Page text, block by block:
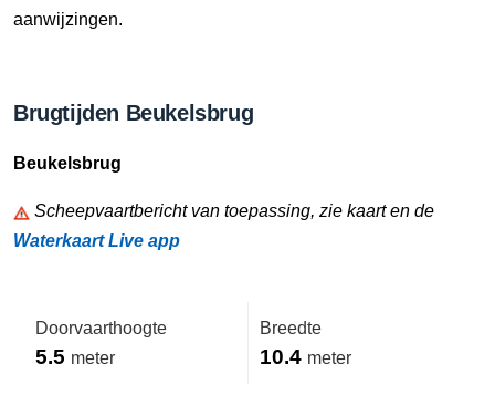
aanwijzingen.
Brugtijden Beukelsbrug
Beukelsbrug
Scheepvaartbericht van toepassing, zie kaart en de
Waterkaart Live app
Doorvaarthoogte
5.5 meter
Breedte
10.4 meter